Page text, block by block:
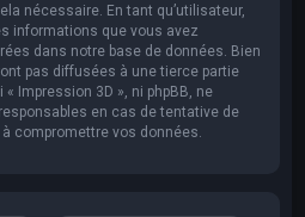
nécessaire. En tant qu’utilisateur,
informations que vous avez
dans notre base de données. Bien
pas diffusées à une tierce partie
Impression 3D », ni phpBB, ne
en cas de tentative de
compromettre vos données.